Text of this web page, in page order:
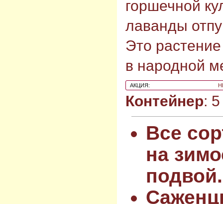
горшечной
лаванды
Это
в народной
АКЦИЯ:
Контейнер:
Все
на
подвой.